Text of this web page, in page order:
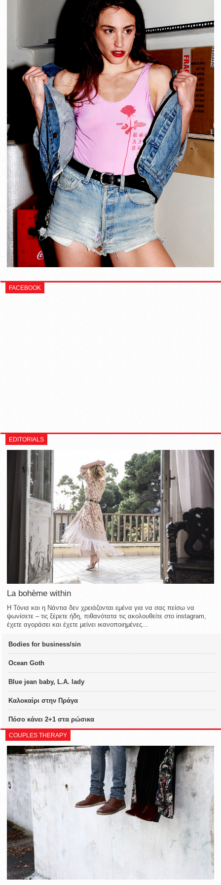
FACEBOOK
EDITORIALS
La bohème within
Η Τόνια και η Νάντια δεν χρειάζονται εμένα για να σας πείσω να
ψωνίσετε – τις ξέρετε ήδη, πιθανότατα τις ακολουθείτε στο instagram,
έχετε αγοράσει και έχετε μείνει ικανοποιημένες...
Bodies for business/sin
Ocean Goth
Blue jean baby, L.A. lady
Καλοκαίρι στην Πράγα
Πόσο κάνει 2+1 στα ρώσικα
COUPLES THERAPY